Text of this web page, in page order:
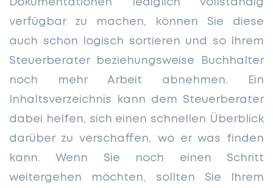
Dokumentationen lediglich vollständig
verfügbar zu machen, können Sie diese
auch schon logisch sortieren und so Ihrem
Steuerberater beziehungsweise Buchhalter
noch mehr Arbeit abnehmen. Ein
Inhaltsverzeichnis kann dem Steuerberater
dabei helfen, sich einen schnellen Überblick
darüber zu verschaffen, wo er was finden
kann. Wenn Sie noch einen Schritt
weitergehen möchten, sollten Sie Ihrem